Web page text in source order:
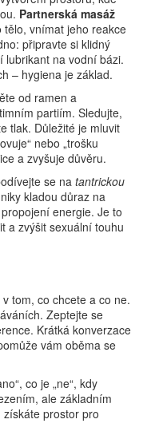
Partnerská masáž
vnímat jeho reakce
připravte si klidný
lubrikant na vodní bázi.
– hygiena je základ.
od ramen a
partiím. Sledujte,
tlak. Důležité je mluvit
nebo „trošku
a zvyšuje důvěru.
se na tantrickou
kladou důraz na
energie. Je to
a zvýšit sexuální touhu
tom, co chcete a co ne.
Zeptejte se
Krátká konverzace
vám oběma se
co je „ne“, kdy
ale základním
prostor pro